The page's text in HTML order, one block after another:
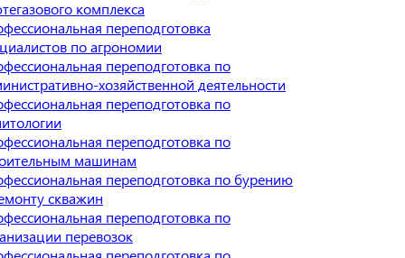
комплекса
переподготовка
по агрономии
переподготовка по
хозяйственной деятельности
переподготовка по
переподготовка по
машинам
переподготовка по бурению
скважин
переподготовка по
перевозок